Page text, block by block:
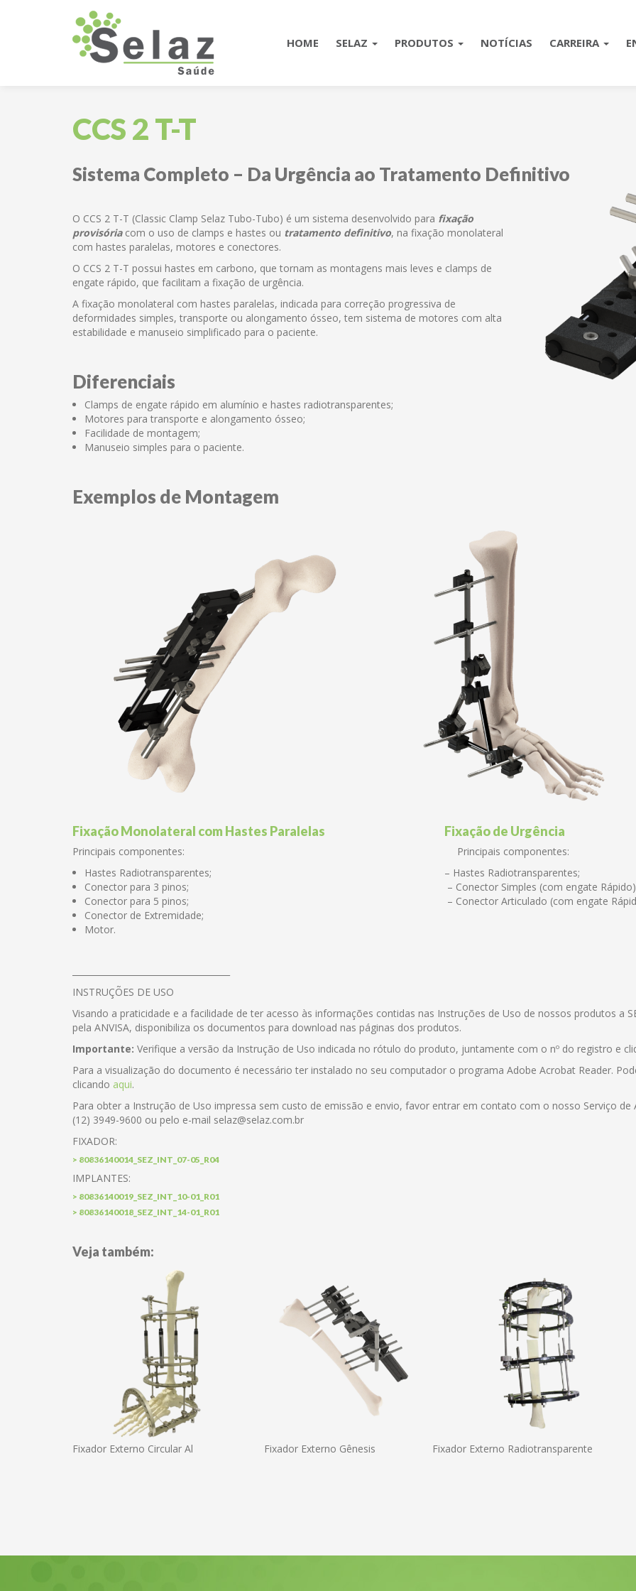
HOME SELAZ PRODUTOS NOTÍCIAS CARREIRA
CCS 2 T-T
Sistema Completo – Da Urgência ao Tratamento Definitivo
O CCS 2 T-T (Classic Clamp Selaz Tubo-Tubo) é um sistema desenvolvido para fixação
provisóriacom o uso de clamps e hastes ou tratamento definitivo, na fixação monolateral
com hastes paralelas, motores e conectores.
O CCS 2 T-T possui hastes em carbono, que tornam as montagens mais leves e clamps de
engate rápido, que facilitam a fixação de urgência.
A fixação monolateral com hastes paralelas, indicada para correção progressiva de
deformidades simples, transporte ou alongamento ósseo, tem sistema de motores com alta
estabilidade e manuseio simplificado para o paciente.
Diferenciais
Clamps de engate rápido em alumínio e hastes radiotransparentes;
Motores para transporte e alongamento ósseo;
Facilidade de montagem;
Manuseio simples para o paciente.
Exemplos de Montagem
Fixação Monolateral com Hastes Paralelas Fixação de Urgência
Principais componentes: Principais componentes:
Hastes Radiotransparentes; – Hastes Radiotransparentes;
Conector para 3 pinos; – Conector Simples (com engate
Conector para 5 pinos; – Conector Articulado (com engate
Conector de Extremidade;
Motor.
INSTRUÇÕES DE USO
Visando a praticidade e a facilidade de ter acesso às informações contidas nas Instruções de Uso de nossos produtos a
pela ANVISA, disponibiliza os documentos para download nas páginas dos produtos.
Importante: Verifique a versão da Instrução de Uso indicada no rótulo do produto, juntamente com o nº do registro e
Para a visualização do documento é necessário ter instalado no seu computador o programa Adobe Acrobat Reader.
clicando aqui.
Para obter a Instrução de Uso impressa sem custo de emissão e envio, favor entrar em contato com o nosso Serviço
(12) 3949-9600 ou pelo e-mail selaz@selaz.com.br
FIXADOR:
> 80836140014_SEZ_INT_07-05_R04
IMPLANTES:
> 80836140019_SEZ_INT_10-01_R01
> 80836140018_SEZ_INT_14-01_R01
Veja também:
Fixador Externo Circular Al Fixador Externo Gênesis Fixador Externo Radiotransparente